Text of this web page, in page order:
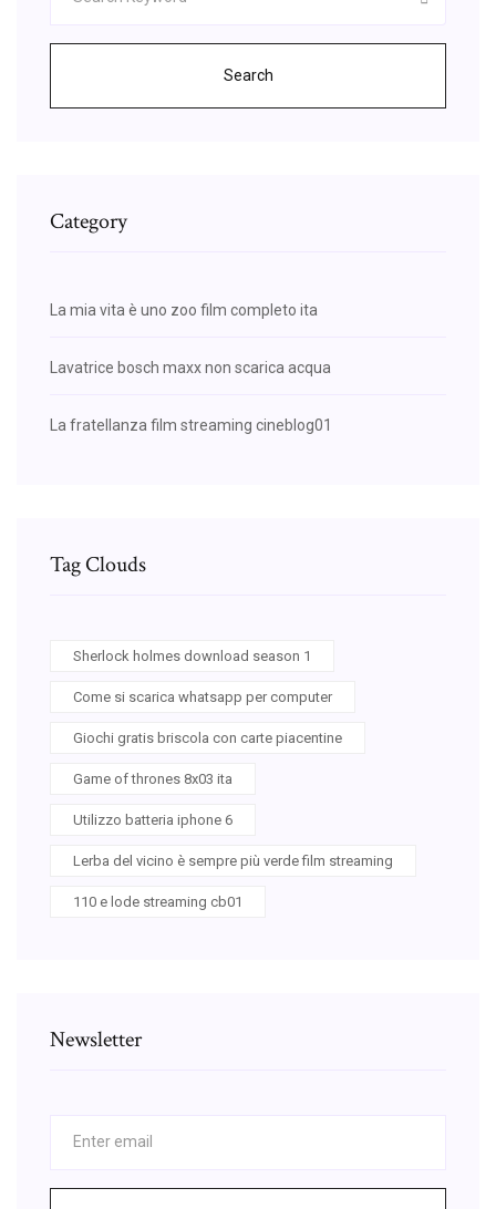
Search
Category
La mia vita è uno zoo film completo ita
Lavatrice bosch maxx non scarica acqua
La fratellanza film streaming cineblog01
Tag Clouds
Sherlock holmes download season 1
Come si scarica whatsapp per computer
Giochi gratis briscola con carte piacentine
Game of thrones 8x03 ita
Utilizzo batteria iphone 6
Lerba del vicino è sempre più verde film streaming
110 e lode streaming cb01
Newsletter